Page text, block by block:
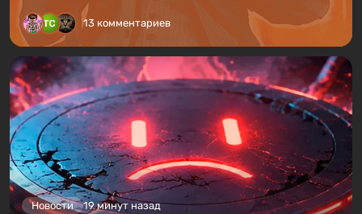
13 комментариев
Новости 19 минут назад